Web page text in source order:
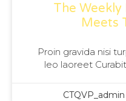
The Weekly
Meets
Proin gravida nisi
leo laoreet
CTQVP_admin